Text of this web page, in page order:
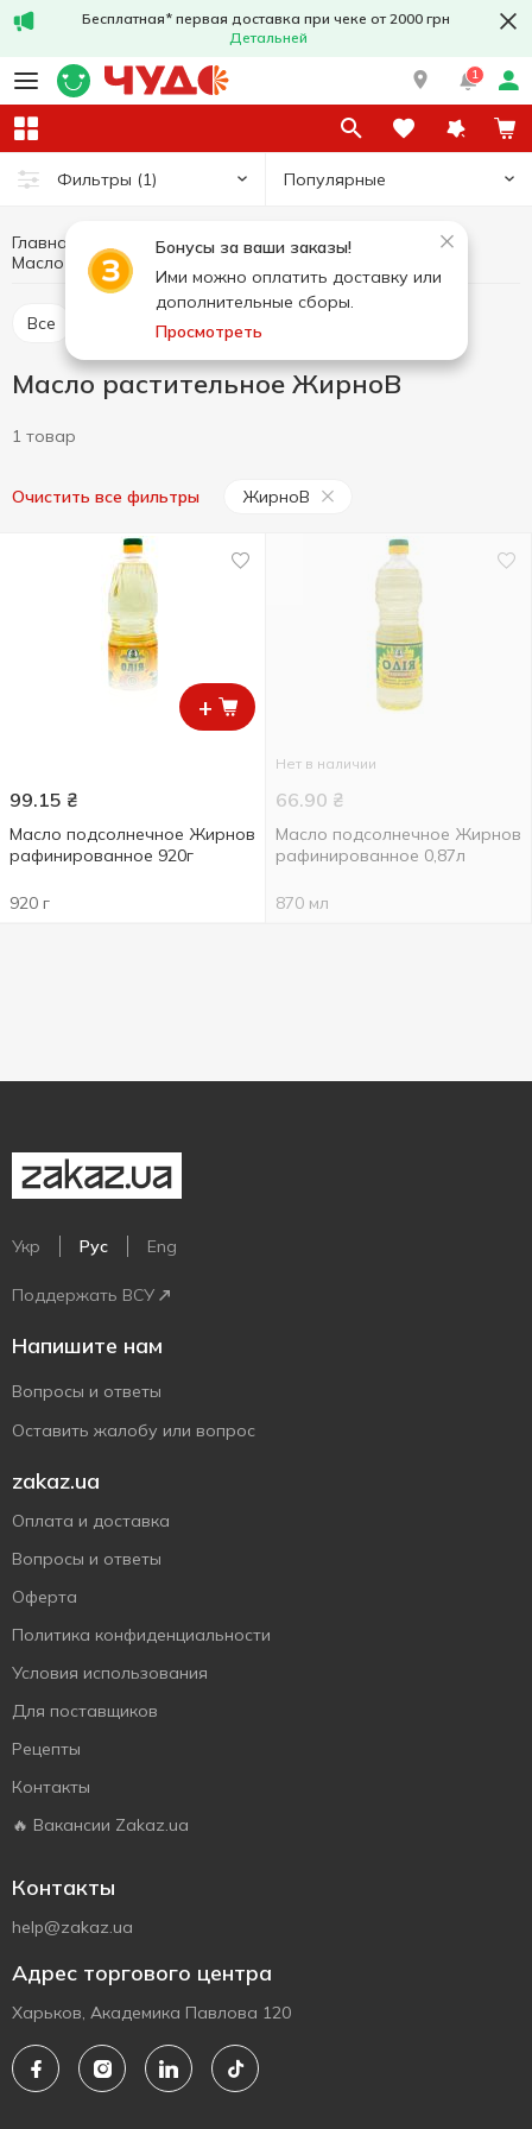
Бесплатная* первая доставка при чеке от 2000 грн
Детальней
1
Фильтры (1) Популярные
Бонусы за ваши заказы!
Ими можно оплатить доставку или
дополнительные сборы.
Просмотреть
Главная Бакалея
Масло и уксус
Масло растительное
Все Масло растительное
Масло растительное ЖирноВ
1 товар
Очистить все фильтры ЖирноВ
+
99.15 ₴
Масло подсолнечное Жирнов
рафинированное 920г
920 г
Нет в наличии
66.90 ₴
Масло подсолнечное Жирнов
рафинированное 0,87л
870 мл
Укр Рус Eng
Поддержать ВСУ
Напишите нам
Вопросы и ответы
Оставить жалобу или вопрос
zakaz.ua
Оплата и доставка
Вопросы и ответы
Оферта
Политика конфиденциальности
Условия использования
Для поставщиков
Рецепты
Контакты
🔥 Вакансии Zakaz.ua
Контакты
help@zakaz.ua
Адрес торгового центра
Харьков, Академика Павлова 120